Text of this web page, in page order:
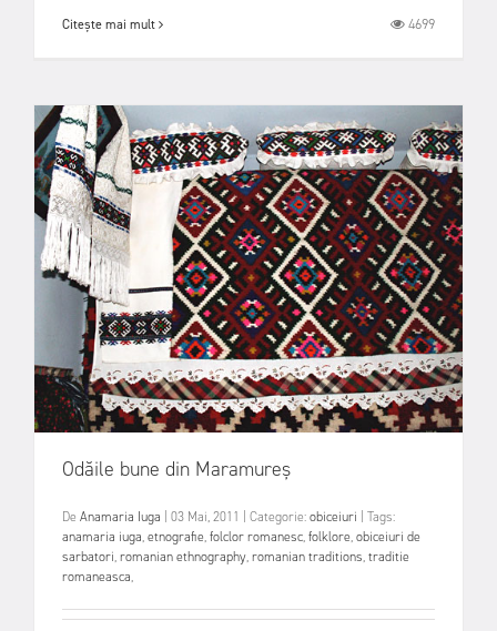
Citește mai mult 4699
Odăile bune din Maramureș
De Anamaria Iuga 03 Mai, 2011 Categorie:obiceiuri
Tags:
anamaria iuga,etnografie,folclor romanesc,folklore,obiceiuri de
sarbatori,romanian ethnography,romanian traditions,traditie
romaneasca,